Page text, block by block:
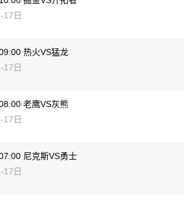
17日
热火VS猛龙
17日
老鹰VS灰熊
17日
尼克斯VS勇士
17日